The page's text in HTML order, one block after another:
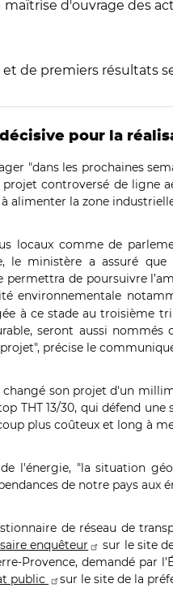
d'ouvrage des
de premiers résultats
pour la
"dans les prochaines
controversé de ligne
alimenter la zone
locaux comme de
ministère a assuré
de poursuivre
environnementale
à ce stade au troisième
seront aussi
précise le
son projet d'un
THT 13/30, qui défend
plus coûteux et long à
l'énergie, "la situation
de notre pays aux
de réseau de
enquêteur
sur le site
Provence, demandé par
public sur le site de la